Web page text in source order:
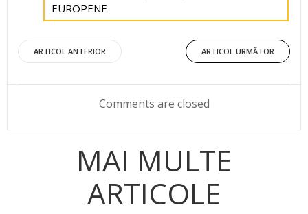
EUROPENE
Post
navigation
ARTICOL ANTERIOR
Post
navigation
ARTICOL URMĂTOR
Comments are closed
MAI MULTE
ARTICOLE